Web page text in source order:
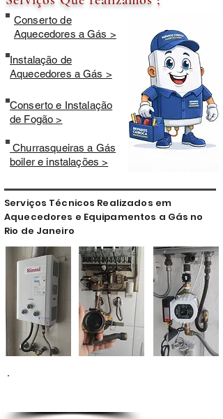
Conserto de
Aquecedores a Gás >
Instalação de
Aquecedores a Gás >
Conserto e Instalação
de Fogão >
Churrasqueiras a Gás
boiler e instalações >
Serviços Técnicos Realizados em
Aquecedores e Equipamentos a Gás no
Rio de Janeiro